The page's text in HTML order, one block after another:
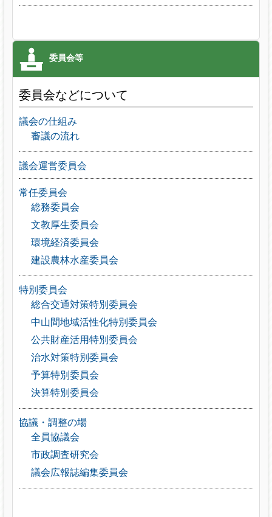
委員会などについて
議会の仕組み
審議の流れ
議会運営委員会
常任委員会
総務委員会
文教厚生委員会
環境経済委員会
建設農林水産委員会
特別委員会
総合交通対策特別委員会
中山間地域活性化特別委員会
公共財産活用特別委員会
治水対策特別委員会
予算特別委員会
決算特別委員会
協議・調整の場
全員協議会
市政調査研究会
議会広報誌編集委員会